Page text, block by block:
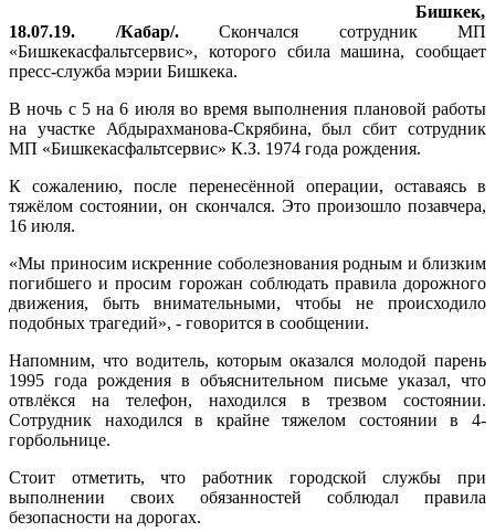
Бишкек,
18.07.19. /Кабар/.Скончался сотрудник МП
«Бишкекасфальтсервис», которого сбила машина, сообщает
пресс-служба мэрии Бишкека.
В ночь с 5 на 6 июля во время выполнения плановой работы
на участке Абдырахманова-Скрябина, был сбит сотрудник
МП «Бишкекасфальтсервис» К.З. 1974 года рождения.
К сожалению, после перенесённой операции, оставаясь в
тяжёлом состоянии, он скончался. Это произошло позавчера,
16 июля.
«Мы приносим искренние соболезнования родным и близким
погибшего и просим горожан соблюдать правила дорожного
движения, быть внимательными, чтобы не происходило
подобных трагедий», - говорится в сообщении.
Напомним, что водитель, которым оказался молодой парень
1995 года рождения в объяснительном письме указал, что
отвлёкся на телефон, находился в трезвом состоянии.
Сотрудник находился в крайне тяжелом состоянии в 4-
горбольнице.
Стоит отметить, что работник городской службы при
выполнении своих обязанностей соблюдал правила
безопасности на дорогах.